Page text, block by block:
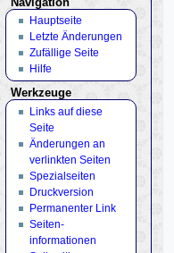
Hauptseite
Letzte Änderungen
Zufällige Seite
Hilfe
Werkzeuge
Links auf diese
Seite
Änderungen an
verlinkten Seiten
Spezialseiten
Druckversion
Permanenter Link
Seiten­
informationen